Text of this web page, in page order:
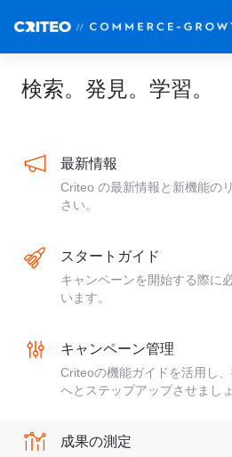
検索。発見。学習。
最新情報
Criteo の最新情報と新機能の
さい。
スタートガイド
キャンペーンを開始する際に
います。
キャンペーン管理
Criteoの機能ガイドを活用し
へとステップアップさせましょ
成果の測定